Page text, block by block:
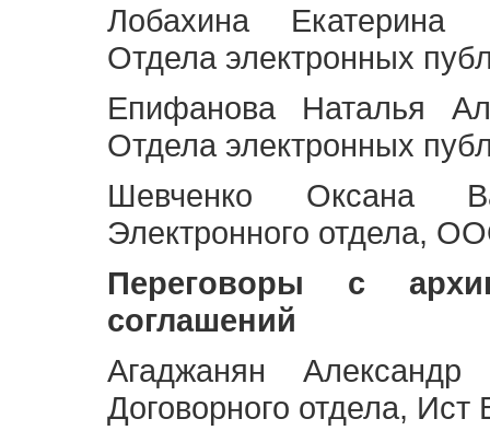
Лобахина Екатерина
Отдела электронных
Епифанова Наталья
Отдела электронных
Шевченко Оксана
Электронного отдела,
Переговоры с
соглашений
Агаджанян Александр
Договорного отдела,